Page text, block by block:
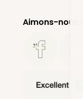
Aimons-nous !